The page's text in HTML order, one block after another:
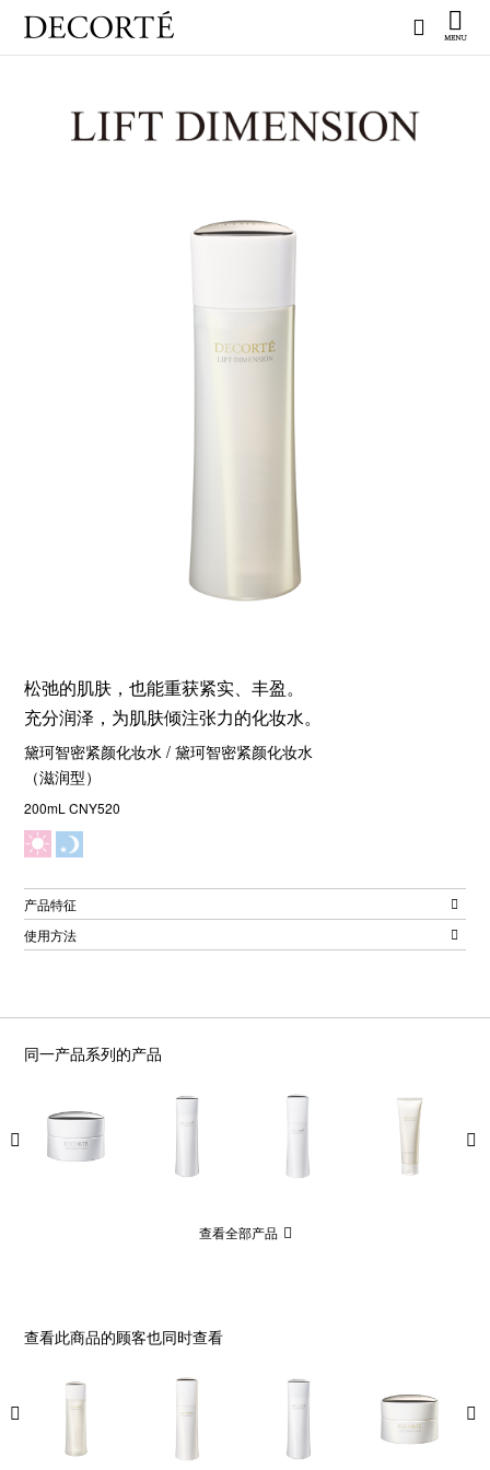
松弛的肌肤，也能重获紧实、丰盈。
充分润泽，为肌肤倾注张力的化妆水。
黛珂智密紧颜化妆水 / 黛珂智密紧颜化妆水
（滋润型）
200mL CNY520
产品特征
使用方法
同一产品系列的产品
查看全部产品
查看此商品的顾客也同时查看